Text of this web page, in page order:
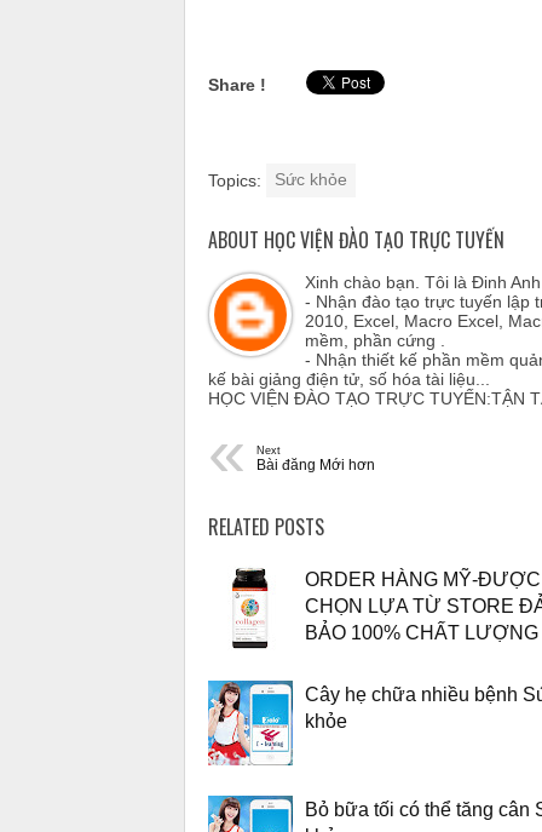
Share !
Topics: Sức khỏe
ABOUT HỌC VIỆN ĐÀO TẠO TRỰC TUYẾN
Xinh chào bạn. Tôi là Đinh
- Nhận đào tạo trực tuyến lập
2010, Excel, Macro Excel,
mềm, phần cứng .
- Nhận thiết kế phần mềm
kế bài giảng điện tử, số hóa tài liệu...
HỌC VIỆN ĐÀO TẠO TRỰC TUYẾN:TẬN
« Next
Bài đăng Mới hơn
RELATED POSTS
ORDER HÀNG MỸ-ĐƯỢC
CHỌN LỰA TỪ STORE
BẢO 100% CHẤT LƯỢNG
Cây hẹ chữa nhiều bệnh
khỏe
Bỏ bữa tối có thể tăng cân